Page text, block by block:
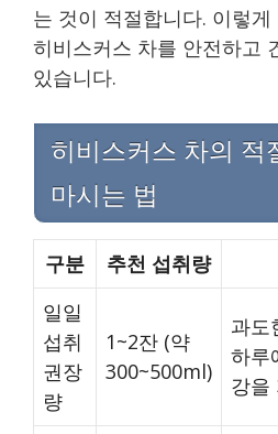
는 것이 적절합니다. 이렇
히비스커스 차를 안전하고
있습니다.
히비스커스 차의 적
마시는 법
구분 추천 섭취량
일일
섭취
권장
량
1~2잔 (약
300~500ml)
과도
하루
강을